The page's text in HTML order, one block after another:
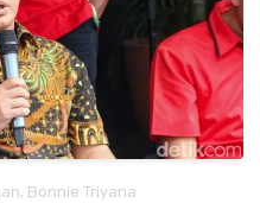
Bonnie Triyana